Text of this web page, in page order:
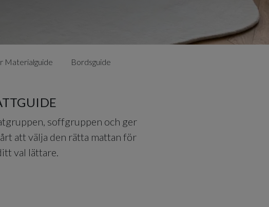
Materialguide Bordsguide
soffgruppen och ger
att välja den rätta mattan för
val lättare.